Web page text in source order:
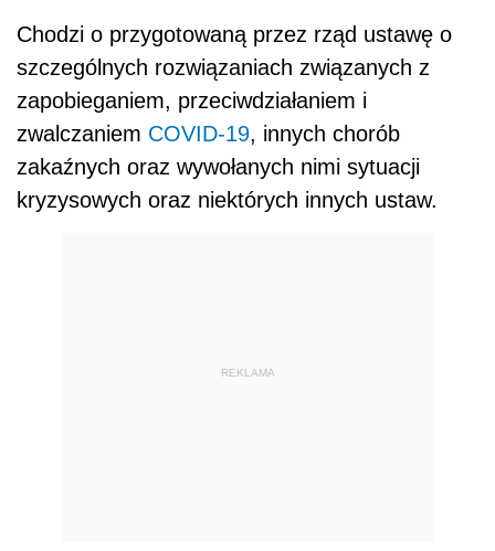
Chodzi o przygotowaną przez rząd ustawę o
szczególnych rozwiązaniach związanych z
zapobieganiem, przeciwdziałaniem i
zwalczaniem COVID-19, innych chorób
zakaźnych oraz wywołanych nimi sytuacji
kryzysowych oraz niektórych innych ustaw.
REKLAMA